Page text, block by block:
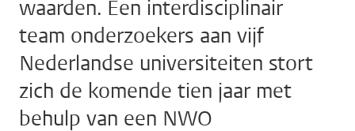
waarden. Een interdisciplinair
team onderzoekers aan vijf
Nederlandse universiteiten stort
zich de komende tien jaar met
behulp van een NWO